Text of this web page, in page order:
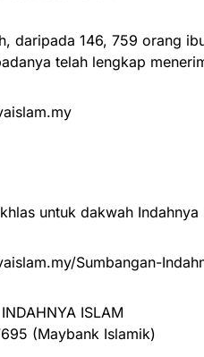
daripada 146, 759 orang
telah lengkap
untuk dakwah Indahnya
Sumbangan-
ISLAM
(Maybank Islamik)